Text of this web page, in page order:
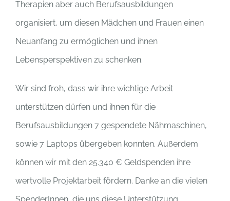
Therapien aber auch Berufsausbildungen
organisiert, um diesen Mädchen und Frauen einen
Neuanfang zu ermöglichen und ihnen
Lebensperspektiven zu schenken.
Wir sind froh, dass wir ihre wichtige Arbeit
unterstützen dürfen und ihnen für die
Berufsausbildungen 7 gespendete Nähmaschinen,
sowie 7 Laptops übergeben konnten. Außerdem
können wir mit den 25.340 € Geldspenden ihre
wertvolle Projektarbeit fördern. Danke an die vielen